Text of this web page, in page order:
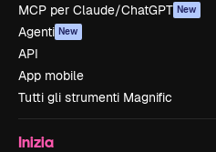
MCP per Claude/ChatGPT New
Agenti New
API
App mobile
Tutti gli strumenti Magnific
Inizia